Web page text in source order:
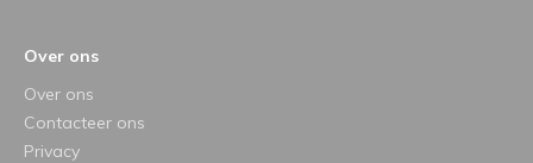
Over ons
Over ons
Contacteer ons
Privacy